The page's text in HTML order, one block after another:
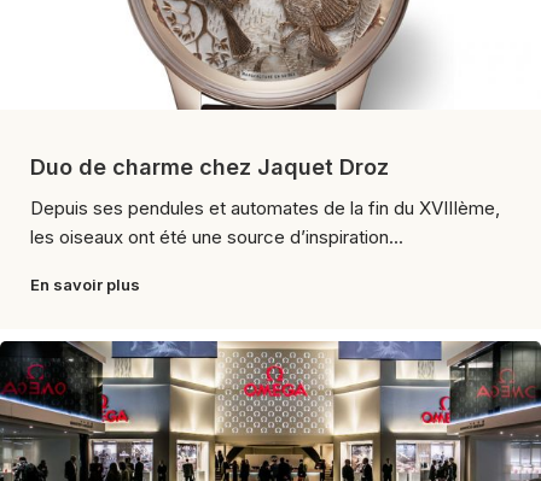
Duo de charme chez Jaquet Droz
Depuis ses pendules et automates de la fin du XVIIIème,
les oiseaux ont été une source d’inspiration...
En savoir plus